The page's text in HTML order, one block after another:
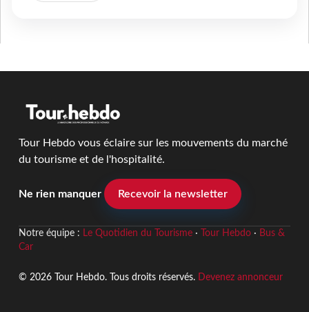
Tour Hebdo vous éclaire sur les mouvements du marché
du tourisme et de l'hospitalité.
Ne rien manquer Recevoir la newsletter
Notre équipe : Le Quotidien du Tourisme· Tour Hebdo· Bus &
Car
© 2026 Tour Hebdo. Tous droits réservés. Devenez annonceur